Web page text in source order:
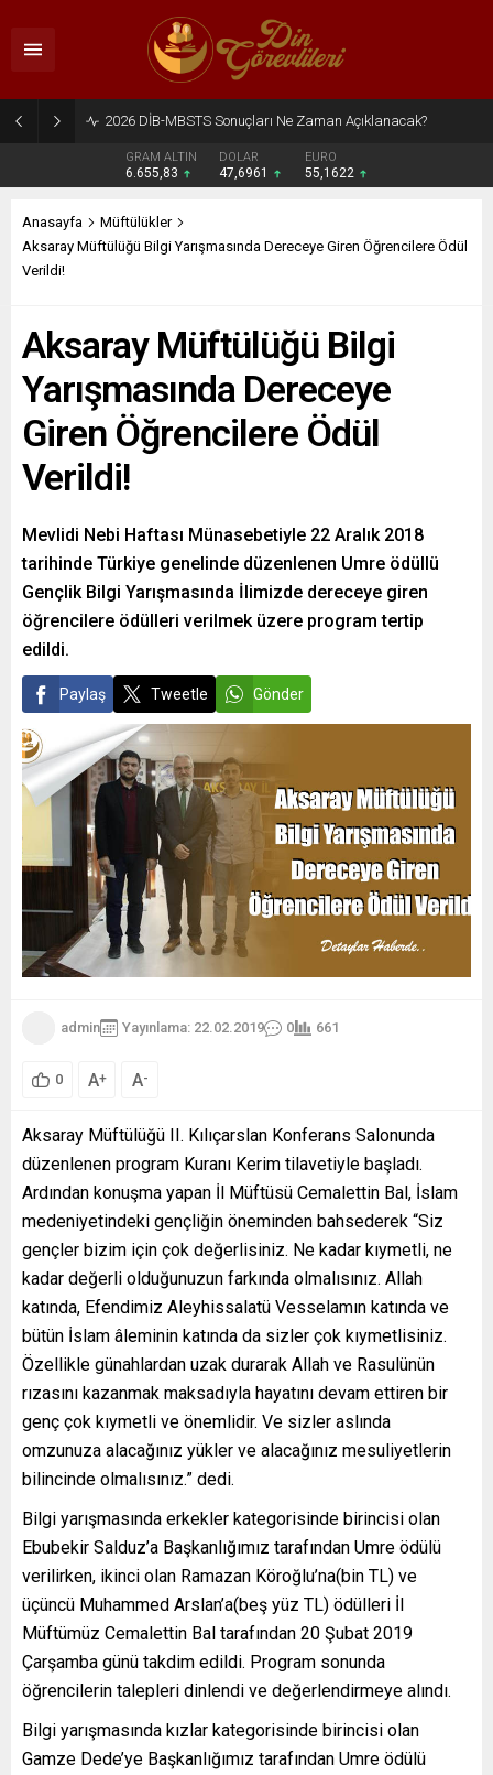
2026 DİB-MBSTS Sonuçları Ne Zaman Açıklanacak?
GRAM ALTIN
6.655,83
DOLAR
47,6961
EURO
55,1622
Anasayfa
Müftülükler
Aksaray Müftülüğü Bilgi Yarışmasında Dereceye Giren Öğrencilere Ödül
Verildi!
Aksaray Müftülüğü Bilgi
Yarışmasında Dereceye
Giren Öğrencilere Ödül
Verildi!
Mevlidi Nebi Haftası Münasebetiyle 22 Aralık 2018
tarihinde Türkiye genelinde düzenlenen Umre ödüllü
Gençlik Bilgi Yarışmasında İlimizde dereceye giren
öğrencilere ödülleri verilmek üzere program tertip
edildi.
Paylaş Tweetle Gönder
admin Yayınlama: 22.02.2019 0 661
0 A+ A-
Aksaray Müftülüğü II. Kılıçarslan Konferans Salonunda
düzenlenen program Kuranı Kerim tilavetiyle başladı.
Ardından konuşma yapan İl Müftüsü Cemalettin Bal, İslam
medeniyetindeki gençliğin öneminden bahsederek “Siz
gençler bizim için çok değerlisiniz. Ne kadar kıymetli, ne
kadar değerli olduğunuzun farkında olmalısınız. Allah
katında, Efendimiz Aleyhissalatü Vesselamın katında ve
bütün İslam âleminin katında da sizler çok kıymetlisiniz.
Özellikle günahlardan uzak durarak Allah ve Rasulünün
rızasını kazanmak maksadıyla hayatını devam ettiren bir
genç çok kıymetli ve önemlidir. Ve sizler aslında
omzunuza alacağınız yükler ve alacağınız mesuliyetlerin
bilincinde olmalısınız.” dedi.
Bilgi yarışmasında erkekler kategorisinde birincisi olan
Ebubekir Salduz’a Başkanlığımız tarafından Umre ödülü
verilirken, ikinci olan Ramazan Köroğlu’na(bin TL) ve
üçüncü Muhammed Arslan’a(beş yüz TL) ödülleri İl
Müftümüz Cemalettin Bal tarafından 20 Şubat 2019
Çarşamba günü takdim edildi. Program sonunda
öğrencilerin talepleri dinlendi ve değerlendirmeye alındı.
Bilgi yarışmasında kızlar kategorisinde birincisi olan
Gamze Dede’ye Başkanlığımız tarafından Umre ödülü